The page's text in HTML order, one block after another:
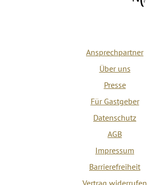
Ansprechpartner
Über uns
Presse
Für Gastgeber
Datenschutz
AGB
Impressum
Barrierefreiheit